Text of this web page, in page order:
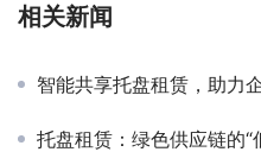
相关新闻
智能共享托盘租赁，助力
托盘租赁：绿色供应链的“